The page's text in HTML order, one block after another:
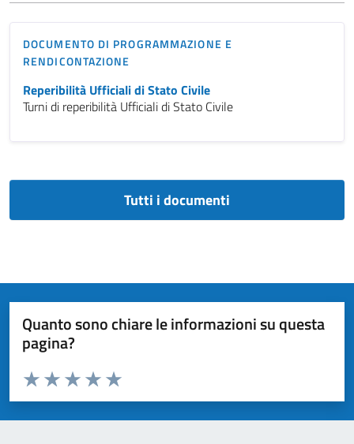
DOCUMENTO DI PROGRAMMAZIONE E
RENDICONTAZIONE
Reperibilità Ufficiali di Stato Civile
Turni di reperibilità Ufficiali di Stato Civile
Tutti i documenti
Quanto sono chiare le informazioni su questa
pagina?
Valuta da 1 a 5 stelle la pagina
Valuta 5 stelle su 5
Valuta 4 stelle su 5
Valuta 3 stelle su 5
Valuta 2 stelle su 5
Valuta 1 stelle su 5